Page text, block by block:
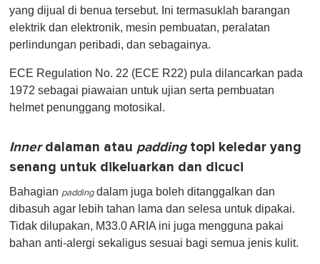
yang dijual di benua tersebut. Ini termasuklah barangan
elektrik dan elektronik, mesin pembuatan, peralatan
perlindungan peribadi, dan sebagainya.
ECE Regulation No. 22 (ECE R22) pula dilancarkan pada
1972 sebagai piawaian untuk ujian serta pembuatan
helmet penunggang motosikal.
Innerdalaman atau paddingtopi keledar yang
senang untuk dikeluarkan dan dicuci
Bahagian paddingdalam juga boleh ditanggalkan dan
dibasuh agar lebih tahan lama dan selesa untuk dipakai.
Tidak dilupakan, M33.0 ARIA ini juga mengguna pakai
bahan anti-alergi sekaligus sesuai bagi semua jenis kulit.